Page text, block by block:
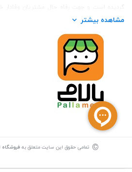
گردیده است و جهت رفاه حال مشتریان
استان یزد و همچنین مشتریان سطح کشور، فروشگاه
نموده است. هدف فروشگاه اینترنتی پالامی
مطمئن، با کالاهای متنوع، باکیفیت و دارای
بتواند در مدت زمان کوتاه کالاهای خود را
تحویل بگیرد و در صورت وجود عدم تطابق
بازگشت کالا هم داشته باشد. سابقه درخشان
انعقاد قرارداد با ارگان های دولتی و خصوصی
یکی از مهم‌ترین دغدغه‌های کاربران خرید
شده در زمان مورد نظر آنها بدستشان برسد،
قابلیت را دارد تا علاوه بر روش تعیین روز
روش ارسال فوری (
مشاهده بیشتر
© تمامی حقوق این سایت متعلق بهفروشگاه